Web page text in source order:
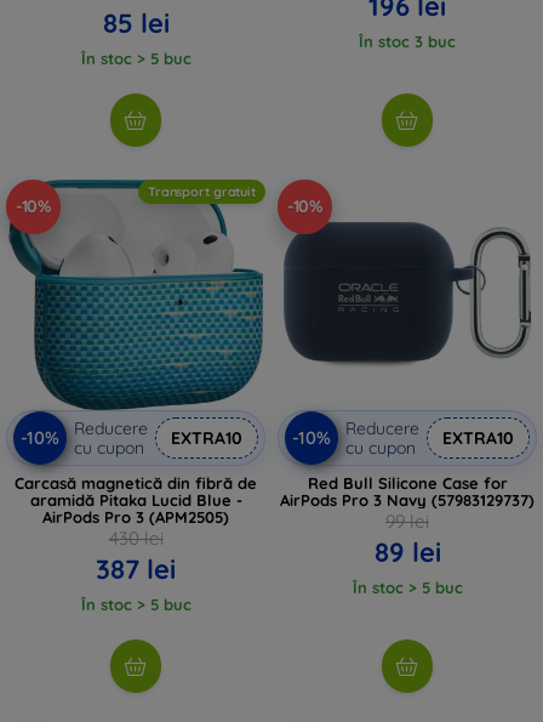
85 lei
În stoc > 5 buc
În stoc 3 buc
-10%
Transport gratuit
-10%
Reducere
cu cupon
EXTRA10
Carcasă magnetică din fibră de
aramidă Pitaka Lucid Blue -
AirPods Pro 3 (APM2505)
430 lei
387 lei
În stoc > 5 buc
-10%
-10%
Reducere
cu cupon
EXTRA10
Red Bull Silicone Case for
AirPods Pro 3 Navy (57983129737)
99 lei
89 lei
În stoc > 5 buc